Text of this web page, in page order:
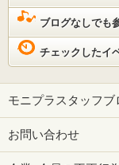
ブログなしでも
チェックしたイ
モニプラスタッフブ
お問い合わせ